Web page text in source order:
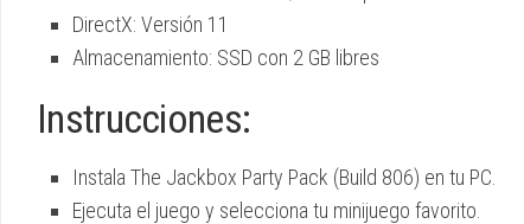
DirectX: Versión 11
Almacenamiento: SSD con 2 GB libres
Instrucciones:
Instala The Jackbox Party Pack (Build 806) en tu PC.
Ejecuta el juego y selecciona tu minijuego favorito.